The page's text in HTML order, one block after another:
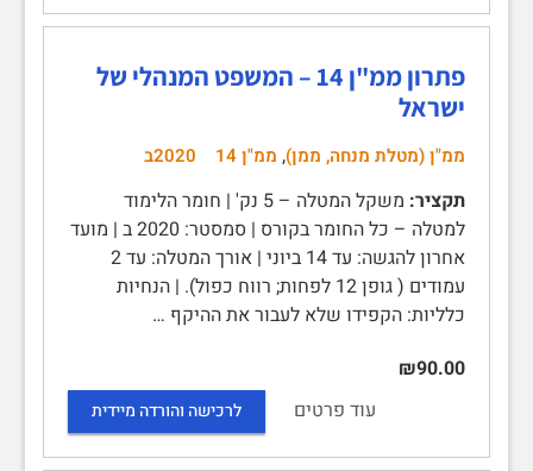
פתרון ממ"ן 14 – המשפט המנהלי של
ישראל
ממ"ן (מטלת מנחה, ממן), ממ"ן 14 2020ב
תקציר:
משקל המטלה – 5 נק' | חומר הלימוד
למטלה – כל החומר בקורס | סמסטר: 2020 ב | מועד
אחרון להגשה: עד 14 ביוני | אורך המטלה: עד 2
עמודים ( גופן 12 לפחות; רווח כפול). | הנחיות
כלליות: הקפידו שלא לעבור את ההיקף …
₪90.00
עוד פרטים
לרכישה והורדה מיידית